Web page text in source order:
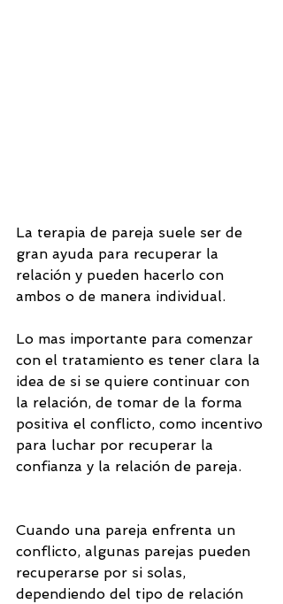
La terapia de pareja suele ser de
gran ayuda para recuperar la
relación y pueden hacerlo con
ambos o de manera individual.
Lo mas importante para comenzar
con el tratamiento es tener clara la
idea de si se quiere continuar con
la relación, de tomar de la forma
positiva el conflicto, como incentivo
para luchar por recuperar la
confianza y la relación de pareja.
Cuando una pareja enfrenta un
conflicto, algunas parejas pueden
recuperarse por si solas,
dependiendo del tipo de relación